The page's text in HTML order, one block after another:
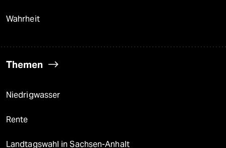
Wahrheit
Themen
Niedrigwasser
Rente
Landtagswahl in Sachsen-Anhalt